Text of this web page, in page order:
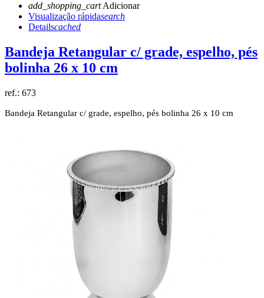
add_shopping_cartAdicionar
Visualização rápidasearch
Detailscached
Bandeja Retangular c/ grade, espelho, pés
bolinha 26 x 10 cm
ref.: 673
Bandeja Retangular c/ grade, espelho, pés bolinha 26 x 10 cm